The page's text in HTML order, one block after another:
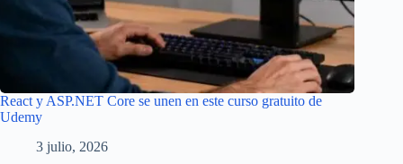
React y ASP.NET Core se unen en este curso gratuito de
Udemy
3 julio, 2026